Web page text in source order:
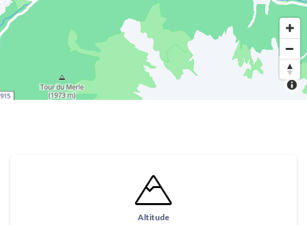
Altitude